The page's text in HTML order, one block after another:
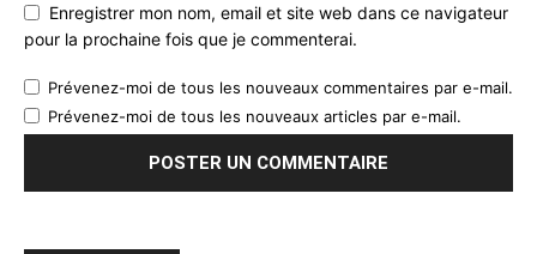
Enregistrer mon nom, email et site web dans ce navigateur
pour la prochaine fois que je commenterai.
Prévenez-moi de tous les nouveaux commentaires par e-mail.
Prévenez-moi de tous les nouveaux articles par e-mail.